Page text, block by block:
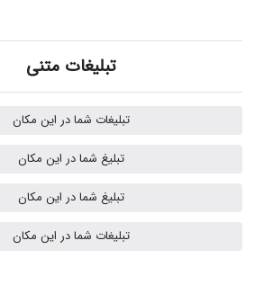
تبلیغات متنی
تبلیغات شما در این مکان
تبلیغ شما در این مکان
تبلیغ شما در این مکان
تبلیغات شما در این مکان